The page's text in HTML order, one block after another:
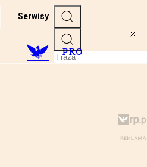
Serwisy
PRO